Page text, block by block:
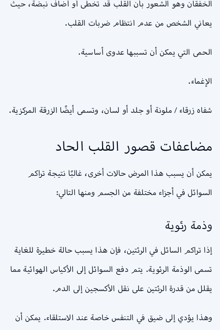
الخفقان وهو الشعور بأن القلب قد تخطى أو أضاف نبضة، حيث
يعاني الشخص من عدم انتظام ضربات القلب.
الحمى التي يمكن أن تسببها عدوى أساسية.
الإغماء.
شفاه زرقاء / ملونة أو جلد أو لسان، وتسمى أيضًا الزرقة المركزية.
مضاعفات قصور القلب الحاد
يمكن أن يسبب هذا المرض حالات أخرى، غالبًا نتيجة تراكم
السوائل في أجزاء مختلفة من الجسم ومنها التالي:
وذمة رئوية
إذا تراكم السائل في الرئتين، فإن هذا يسبب حالة خطيرة للغاية
تسمى الوذمة الرئوية. يتم دفع السوائل إلى الأكياس الهوائية مما
يقلل من قدرة الرئتين على نقل الأكسجين إلى الدم.
وهذا يؤدي إلى ضيق في التنفس خاصة عند الاستلقاء. يمكن أن